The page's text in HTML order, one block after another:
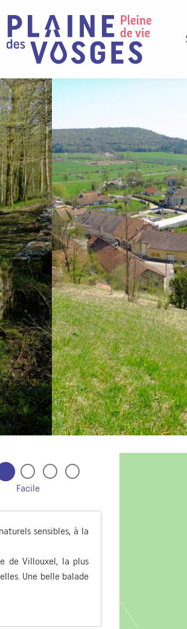
Facile
sensibles, à la
de Villouxel, la plus
Une belle balade